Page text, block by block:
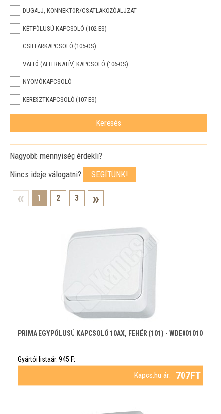
DUGALJ, KONNEKTOR/CSATLAKOZÓALJZAT
KÉTPÓLUSÚ KAPCSOLÓ (102-ES)
CSILLÁRKAPCSOLÓ (105-ÖS)
VÁLTÓ (ALTERNATÍV) KAPCSOLÓ (106-OS)
NYOMÓKAPCSOLÓ
KERESZTKAPCSOLÓ (107-ES)
Nagyobb mennyiség érdekli?
Nincs ideje válogatni?
SEGÍTÜNK!
1 2 3
PRIMA EGYPÓLUSÚ KAPCSOLÓ 10AX, FEHÉR (101) - WDE001010
Gyártói listaár: 945 Ft
Kapcs.hu ár: 707FT